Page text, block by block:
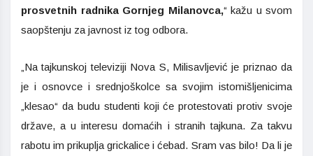
prosvetnih radnika Gornjeg Milanovca,“ kažu u svom
saopštenju za javnost iz tog odbora.
„Na tajkunskoj televiziji Nova S, Milisavljević je priznao da
je i osnovce i srednjoškolce sa svojim istomišljenicima
„klesao“ da budu studenti koji će protestovati protiv svoje
države, a u interesu domaćih i stranih tajkuna. Za takvu
rabotu im prikuplja grickalice i ćebad. Sram vas bilo! Da li je